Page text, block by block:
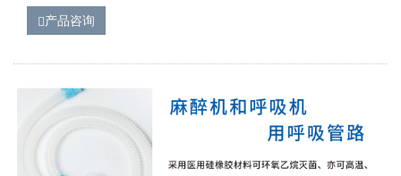
产品咨询